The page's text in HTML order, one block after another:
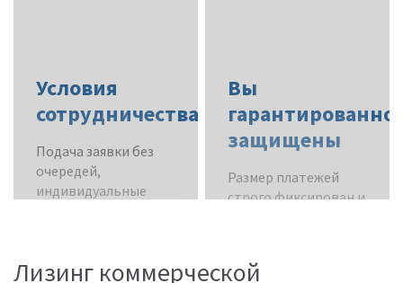
Условия
сотрудничества
Подача заявки без
очередей,
индивидуальные
часа.
Вы
гарантированно
защищены
Размер платежей
строго фиксирован и
Лизинг коммерческой